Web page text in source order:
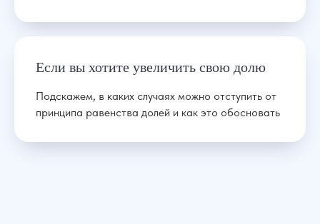
Если вы хотите увеличить свою долю
Подскажем, в каких случаях можно отступить от
принципа равенства долей и как это обосновать